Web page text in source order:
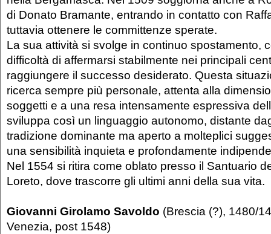
di Donato Bramante, entrando in contatto con
tuttavia ottenere le committenze sperate.
La sua attività si svolge in continuo spostamento,
difficoltà di affermarsi stabilmente nei principali
raggiungere il successo desiderato. Questa
ricerca sempre più personale, attenta alla
soggetti e a una resa intensamente espressiva
sviluppa così un linguaggio autonomo, distante
tradizione dominante ma aperto a molteplici
una sensibilità inquieta e profondamente
Nel 1554 si ritira come oblato presso il Santuario
Loreto, dove trascorre gli ultimi anni della sua vita.
Giovanni Girolamo Savoldo (Brescia (?), 1480/
Venezia, post 1548)